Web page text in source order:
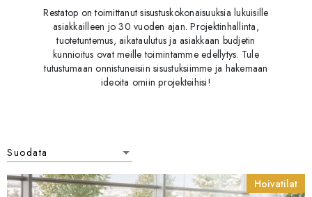
Restatop on toimittanut sisustuskokonaisuuksia lukuisille
asiakkailleen jo 30 vuoden ajan. Projektinhallinta,
tuotetuntemus, aikataulutus ja asiakkaan budjetin
kunnioitus ovat meille toimintamme edellytys. Tule
tutustumaan onnistuneisiin sisustuksiimme ja hakemaan
ideoita omiin projekteihisi!
Suodata
Suodata
Hoivatilat